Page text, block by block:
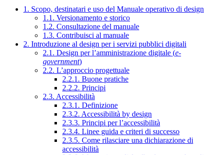
1. Scopo, destinatari e uso del Manuale operativo di design
1.1. Versionamento e storico
1.2. Consultazione del manuale
1.3. Contribuisci al manuale
2. Introduzione al design per i servizi pubblici digitali
2.1. Design per l’amministrazione digitale (e-
government)
2.2. L’approccio progettuale
2.2.1. Buone pratiche
2.2.2. Principi
2.3. Accessibilità
2.3.1. Definizione
2.3.2. Accessibilità by design
2.3.3. Principi per l’accessibilità
2.3.4. Linee guida e criteri di successo
2.3.5. Come rilasciare una dichiarazione di
accessibilità